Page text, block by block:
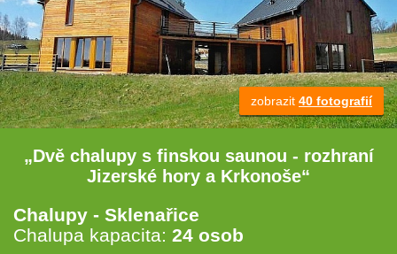
zobrazit 40 fotografií
„Dvě chalupy s finskou saunou - rozhraní
Jizerské hory a Krkonoše“
Chalupy - Sklenařice
Chalupa kapacita: 24 osob